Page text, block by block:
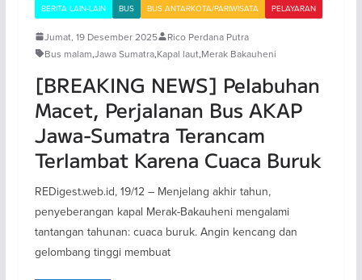
BERITA LAIN-LAIN BUS BUS ANTARKOTA/PARIWISATA PELAYARAN
Jumat, 19 Desember 2025
Rico Perdana Putra
Bus malam,Jawa Sumatra,Kapal laut,Merak Bakauheni
[BREAKING NEWS] Pelabuhan
Macet, Perjalanan Bus AKAP
Jawa-Sumatra Terancam
Terlambat Karena Cuaca Buruk
REDigest.web.id, 19/12 – Menjelang akhir tahun,
penyeberangan kapal Merak-Bakauheni mengalami
tantangan tahunan: cuaca buruk. Angin kencang dan
gelombang tinggi membuat